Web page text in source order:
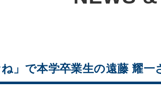
」で本学卒業生の遠藤 耀